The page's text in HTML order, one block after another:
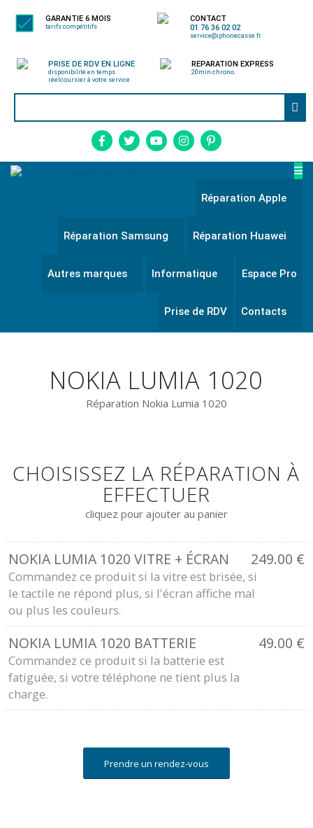
GARANTIE 6 MOIS
tarifs compétitifs
CONTACT
01 76 36 02 02
service@iphonecasse.fr
PRISE DE RDV EN LIGNE
disponibilité en temps
réelcoursier à votre service
REPARATION EXPRESS
20min chrono
Réparation Apple
Réparation Samsung Réparation Huawei
Autres marques Informatique Espace Pro
Prise de RDV Contacts
NOKIA LUMIA 1020
Réparation Nokia Lumia 1020
CHOISISSEZ LA RÉPARATION À
EFFECTUER
cliquez pour ajouter au panier
NOKIA LUMIA 1020 VITRE + ÉCRAN 249.00 €
Commandez ce produit si la vitre est brisée, si
le tactile ne répond plus, si l'écran affiche mal
ou plus les couleurs.
NOKIA LUMIA 1020 BATTERIE 49.00 €
Commandez ce produit si la batterie est
fatiguée, si votre téléphone ne tient plus la
charge.
Prendre un rendez-vous